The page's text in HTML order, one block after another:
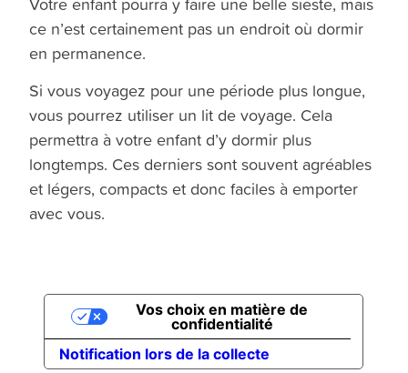
ce n’est certainement pas un endroit où dormir
en permanence.
Si vous voyagez pour une période plus longue,
vous pourrez utiliser un lit de voyage. Cela
permettra à votre enfant d’y dormir plus
longtemps. Ces derniers sont souvent agréables
et légers, compacts et donc faciles à emporter
avec vous.